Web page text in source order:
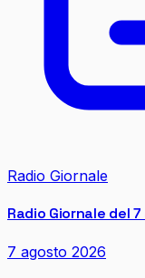
Radio Giornale
Radio Giornale del
7 agosto 2026